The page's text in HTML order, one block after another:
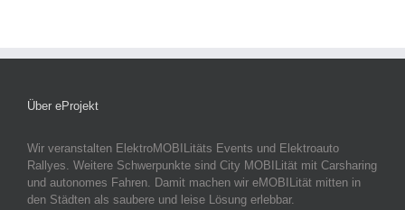
Über eProjekt
Wir veranstalten ElektroMOBILitäts Events und Elektroauto
Rallyes. Weitere Schwerpunkte sind City MOBILität mit Carsharing
und autonomes Fahren. Damit machen wir eMOBILität mitten in
den Städten als saubere und leise Lösung erlebbar.